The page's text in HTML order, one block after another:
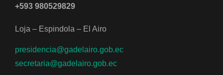
+593 980529829
Loja – Espindola – El Airo
presidencia@gadelairo.gob.ec
secretaria@gadelairo.gob.ec